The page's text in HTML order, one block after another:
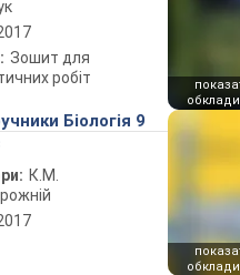
Зошит для
робіт
Біологія 9
К.М.